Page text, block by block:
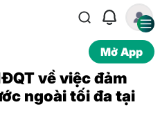
Mở App
về việc đảm
ngoài tối đa tại